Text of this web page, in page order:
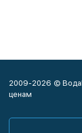
2009-2026 ©
ценам